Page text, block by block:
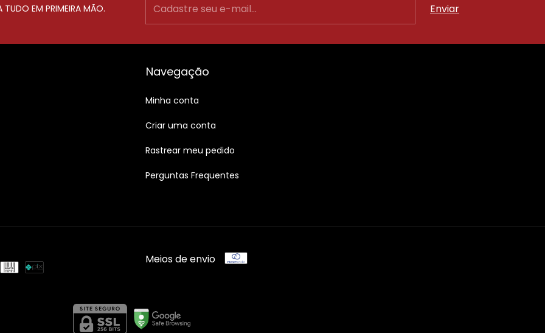
TUDO EM PRIMEIRA MÃO.
Navegação
Minha conta
Criar uma conta
Rastrear meu pedido
Perguntas Frequentes
Meios de envio